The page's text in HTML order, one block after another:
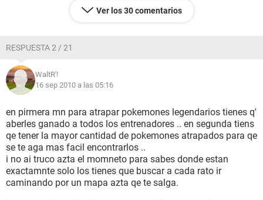
Ver los 30 comentarios
RESPUESTA 2 / 21
WaltR'!
16 sep 2010 a las 05:16
en pirmera mn para atrapar pokemones legendarios tienes q'
aberles ganado a todos los entrenadores .. en segunda tiens
qe tener la mayor cantidad de pokemones atrapados para qe
se te aga mas facil encontrarlos ..
i no ai truco azta el momneto para sabes donde estan
exactamnte solo los tienes que buscar a cada rato ir
caminando por un mapa azta qe te salga.